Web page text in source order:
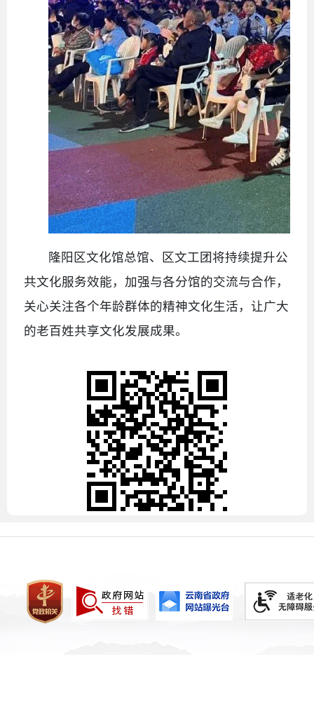
隆阳区文化馆总馆、区文工团将持续提升公
共文化服务效能，加强与各分馆的交流与合作，
关心关注各个年龄群体的精神文化生活，让广大
的老百姓共享文化发展成果。